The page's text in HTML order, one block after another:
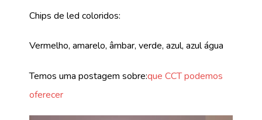
Chips de led coloridos:
Vermelho, amarelo, âmbar, verde, azul, azul água
Temos uma postagem sobre:que CCT podemos
oferecer